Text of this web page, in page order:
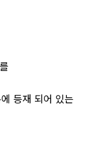
등재 되어 있는